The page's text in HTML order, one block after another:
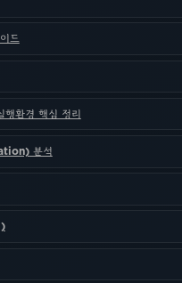
드
환경 핵심 정리
분석
)